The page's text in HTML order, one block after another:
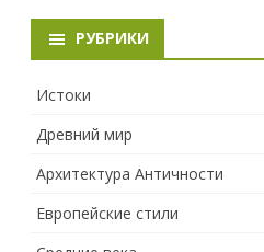
РУБРИКИ
Истоки
Древний мир
Архитектура Античности
Европейские стили